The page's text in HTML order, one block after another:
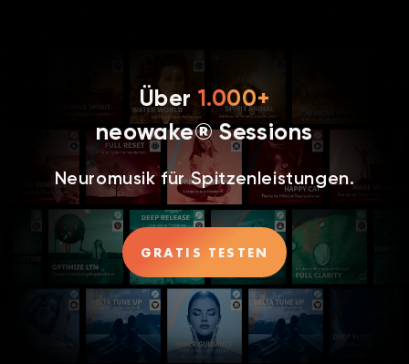
Über1.000+
neowake® Sessions
Neuromusik für Spitzenleistungen.
GRATIS TESTEN